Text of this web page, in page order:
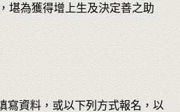
堪為獲得增上生及決定善之助
寫資料，或以下列方式報名，以